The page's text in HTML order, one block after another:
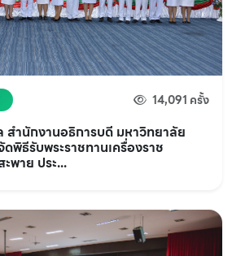
14,091 ครั้ง
สำนักงานอธิการบดี มหาวิทยาลัย
พิธีรับพระราชทานเครื่องราช
พาย ประ...